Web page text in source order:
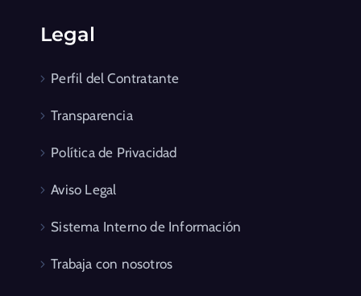
Legal
Perfil del Contratante
Transparencia
Política de Privacidad
Aviso Legal
Sistema Interno de Información
Trabaja con nosotros